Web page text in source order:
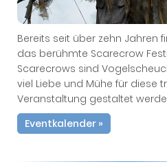
Bereits seit über zehn Jahren
das berühmte Scarecrow
Scarecrows sind
viel Liebe und Mühe für diese
Veranstaltung gestaltet
Eventkalender »